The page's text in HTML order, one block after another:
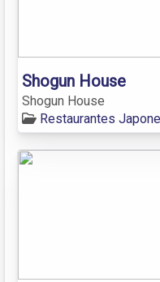
Shogun House
Shogun House
Restaurantes